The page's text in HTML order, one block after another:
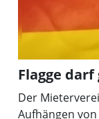
Flagge
Der
Aufhängen